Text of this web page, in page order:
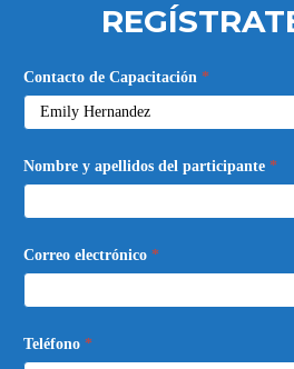
Liderazgo
Situacional
Contacto de Capacitación *
Nombre y apellidos del participante *
Correo electrónico *
Teléfono *